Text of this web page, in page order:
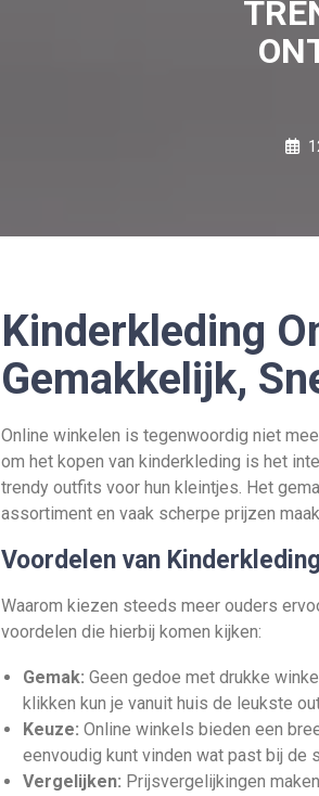
Kinderkleding
Gemakkelijk,
Online winkelen is tegenwoordig niet
om het kopen van kinderkleding is het
trendy outfits voor hun kleintjes. Het
assortiment en vaak scherpe prijzen
Voordelen van
Waarom kiezen steeds meer ouders
voordelen die hierbij komen kijken:
Gemak: Geen gedoe met drukke
klikken kun je vanuit huis de leukste
Keuze: Online winkels bieden een
eenvoudig kunt vinden wat past bij de
Vergelijken: Prijsvergelijkingen